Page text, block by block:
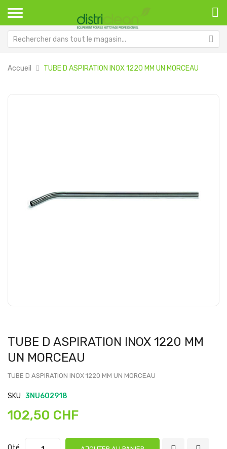
Accueil TUBE D ASPIRATION INOX 1220 MM UN MORCEAU
Passer
TUBE D ASPIRATION INOX 1220 MM
UN MORCEAU
TUBE D ASPIRATION INOX 1220 MM UN MORCEAU
SKU 3NU602918
102,50 CHF